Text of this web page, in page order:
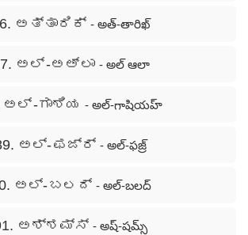
ಅತ್ತಾರಿಕ್ - అత్-తారిఖ్
ಅಲ್ -ಅಅ್ ಲಾ - అల్ ఆలా
ಅಲ್ -ಗಾಶಿಯ - అల్-గాషియహ్
ಅಲ್- ಫಜ್ರ್ - అల్-ఫజ్ర్
ಅಲ್- ಬಲದ್ - అల్-బలద్
ಅಶ್ಶಮ್ಸ್ - అష్-షమ్స్